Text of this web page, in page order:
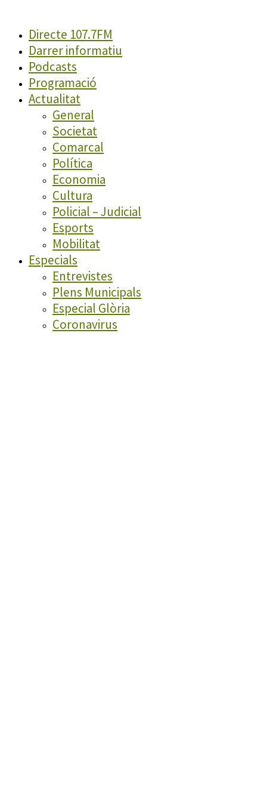
Directe 107.7FM
Darrer informatiu
Podcasts
Programació
Actualitat
General
Societat
Comarcal
Política
Economia
Cultura
Policial – Judicial
Esports
Mobilitat
Especials
Entrevistes
Plens Municipals
Especial Glòria
Coronavirus